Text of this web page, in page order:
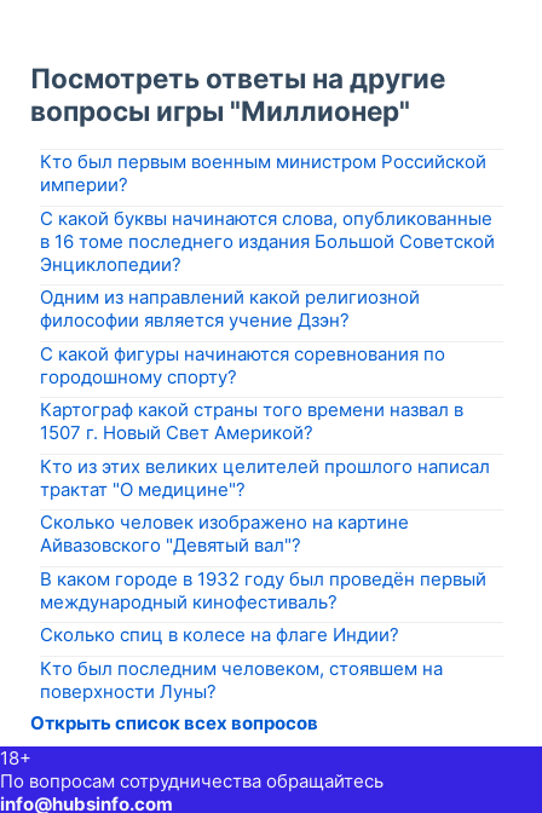
Посмотреть ответы на другие
вопросы игры "Миллионер"
Кто был первым военным министром Российской
империи?
С какой буквы начинаются слова, опубликованные
в 16 томе последнего издания Большой Советской
Энциклопедии?
Одним из направлений какой религиозной
философии является учение Дзэн?
С какой фигуры начинаются соревнования по
городошному спорту?
Картограф какой страны того времени назвал в
1507 г. Новый Свет Америкой?
Кто из этих великих целителей прошлого написал
трактат "О медицине"?
Сколько человек изображено на картине
Айвазовского "Девятый вал"?
В каком городе в 1932 году был проведён первый
международный кинофестиваль?
Сколько спиц в колесе на флаге Индии?
Кто был последним человеком, стоявшем на
поверхности Луны?
Открыть список всех вопросов
18+
По вопросам сотрудничества обращайтесь
info@hubsinfo.com